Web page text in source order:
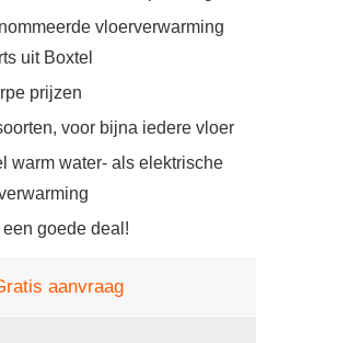
vloerverwarming
uit Boxtel
prijzen
voor bijna iedere vloer
warm water- als elektrische
goede deal!
aanvraag